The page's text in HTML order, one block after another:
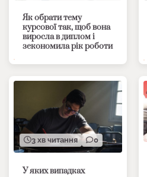
Як обрати тему
курсової так, щоб вона
виросла в диплом і
зекономила рік роботи
3 хв читання 0
У яких випадках